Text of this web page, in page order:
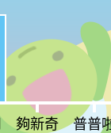
夠新奇:0%普普啦
夠新奇 普普